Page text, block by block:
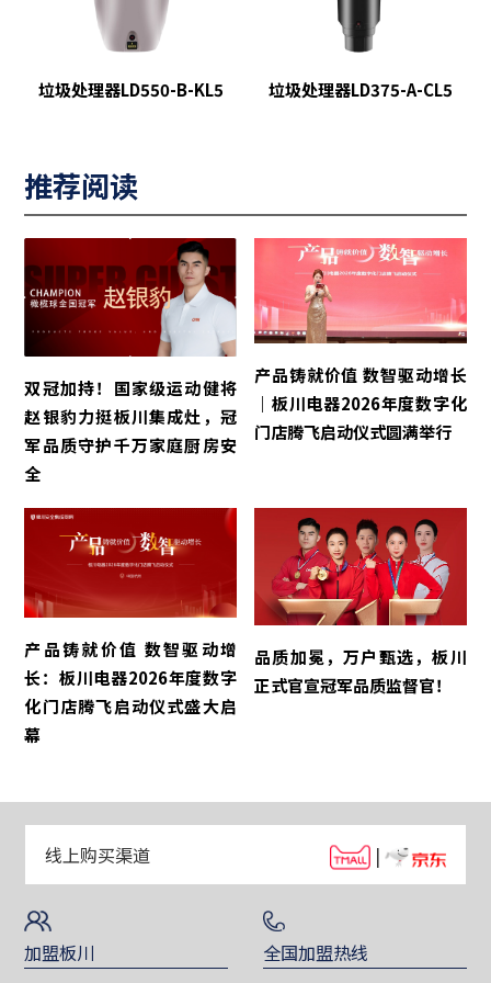
垃圾处理器LD550-B-KL5 垃圾处理器LD375-A-CL5
推荐阅读
双冠加持！国家级运动健将
赵银豹力挺板川集成灶，冠
军品质守护千万家庭厨房安
全
产品铸就价值 数智驱动增长
｜板川电器2026年度数字化
门店腾飞启动仪式圆满举行
产品铸就价值 数智驱动增
长：板川电器2026年度数字
化门店腾飞启动仪式盛大启
幕
品质加冕，万户甄选，板川
正式官宣冠军品质监督官！